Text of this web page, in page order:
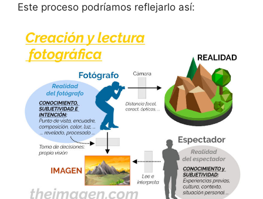
Este proceso podríamos reflejarlo así: